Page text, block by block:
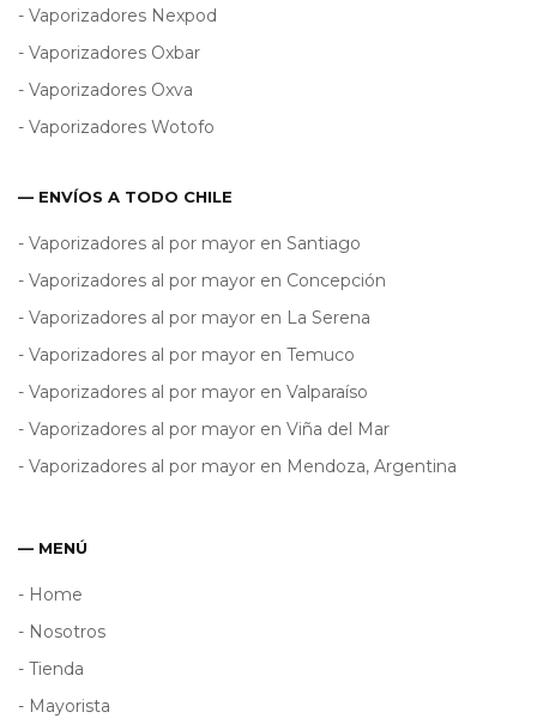
- Vaporizadores Nexpod
- Vaporizadores Oxbar
- Vaporizadores Oxva
- Vaporizadores Wotofo
— ENVÍOS A TODO CHILE
- Vaporizadores al por mayor en Santiago
- Vaporizadores al por mayor en Concepción
- Vaporizadores al por mayor en La Serena
- Vaporizadores al por mayor en Temuco
- Vaporizadores al por mayor en Valparaíso
- Vaporizadores al por mayor en Viña del Mar
- Vaporizadores al por mayor en Mendoza, Argentina
— MENÚ
- Home
- Nosotros
- Tienda
- Mayorista